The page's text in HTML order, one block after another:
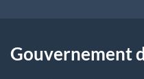
l
Gouvernement